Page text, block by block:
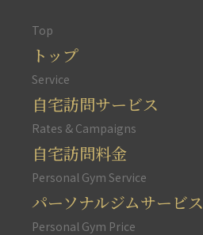
Top
トップ
Service
自宅訪問サービス
Rates & Campaigns
自宅訪問料金
Personal Gym Service
パーソナルジムサービス
Personal Gym Price